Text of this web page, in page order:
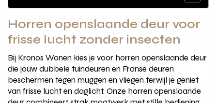
Horren openslaande deur voor
frisse lucht zonder insecten
Bij Kronos Wonen kies je voor horren openslaande deur
die jouw dubbele tuindeuren en Franse deuren
beschermen tegen muggen en vliegen terwijl je geniet
van frisse lucht en daglicht. Onze horren openslaande